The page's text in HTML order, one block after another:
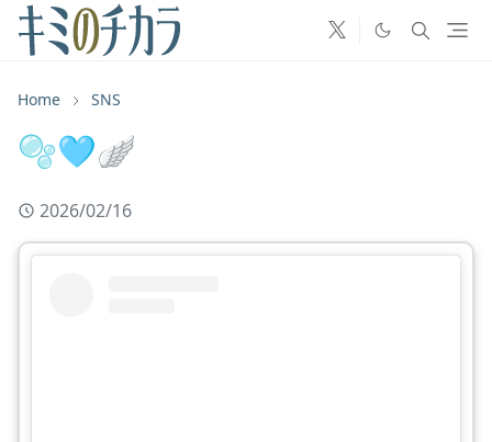
Home SNS
🫧🩵🪽
2026/02/16